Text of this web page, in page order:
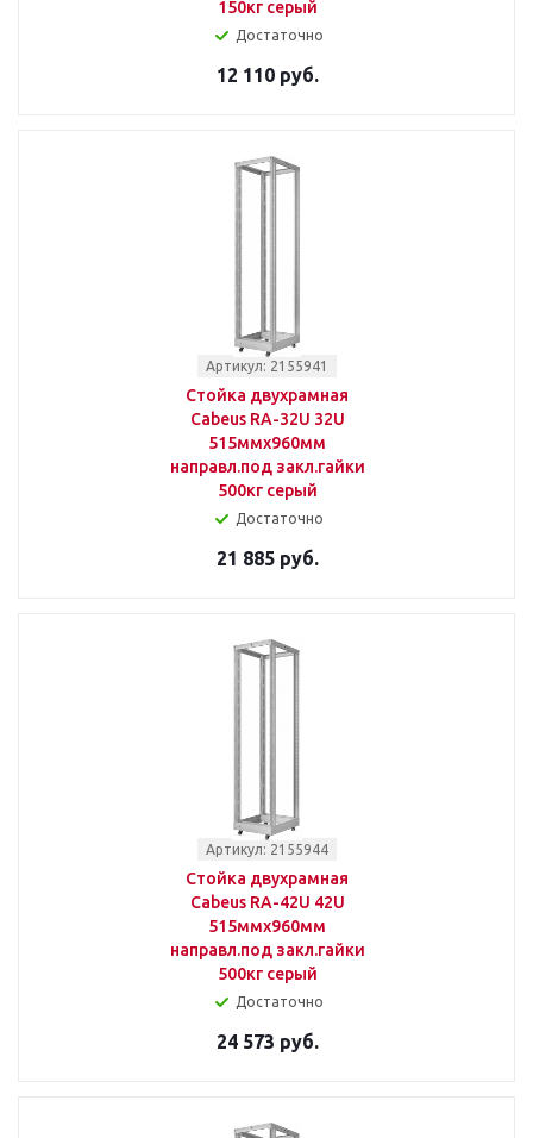
150кг серый
Достаточно
12 110 руб.
Артикул: 2155941
Стойка двухрамная
Cabeus RA-32U 32U
515ммx960мм
направл.под закл.гайки
500кг серый
Достаточно
21 885 руб.
Артикул: 2155944
Стойка двухрамная
Cabeus RA-42U 42U
515ммx960мм
направл.под закл.гайки
500кг серый
Достаточно
24 573 руб.